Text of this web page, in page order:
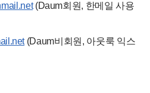
(Daum회원, 한메일 사용
(Daum비회원, 아웃룩 익스